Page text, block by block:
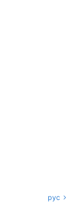
рус